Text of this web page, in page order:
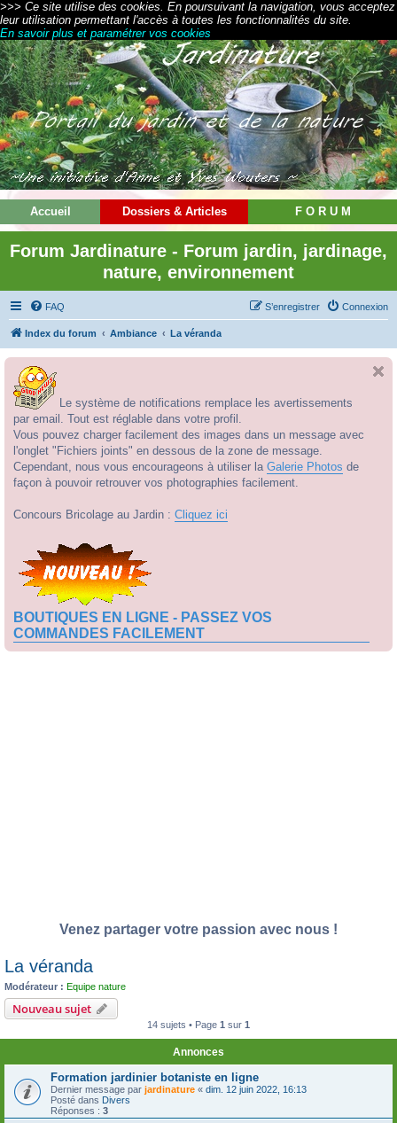
>>> Ce site utilise des cookies. En poursuivant la navigation, vous acceptez
leur utilisation permettant l'accès à toutes les fonctionnalités du site.
En savoir plus et paramétrer vos cookies
Accueil Dossiers & Articles F O R U M
Forum Jardinature - Forum jardin, jardinage,
nature, environnement
FAQ Connexion
S’enregistrer
Index du forum Ambiance La véranda
Le système de notifications remplace les avertissements
par email. Tout est réglable dans votre profil.
Vous pouvez charger facilement des images dans un message avec
l'onglet "Fichiers joints" en dessous de la zone de message.
Cependant, nous vous encourageons à utiliser la Galerie Photos de
façon à pouvoir retrouver vos photographies facilement.
Concours Bricolage au Jardin : Cliquez ici
BOUTIQUES EN LIGNE - PASSEZ VOS
COMMANDES FACILEMENT
Venez partager votre passion avec nous !
La véranda
Modérateur : Equipe nature
Nouveau sujet
14 sujets • Page 1 sur 1
Annonces
Formation jardinier botaniste en ligne
Dernier message par jardinature « dim. 12 juin 2022, 16:13
Posté dans Divers
Réponses : 3